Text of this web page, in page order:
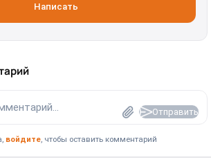
Написать
Отправить
войдите, чтобы оставить комментарий